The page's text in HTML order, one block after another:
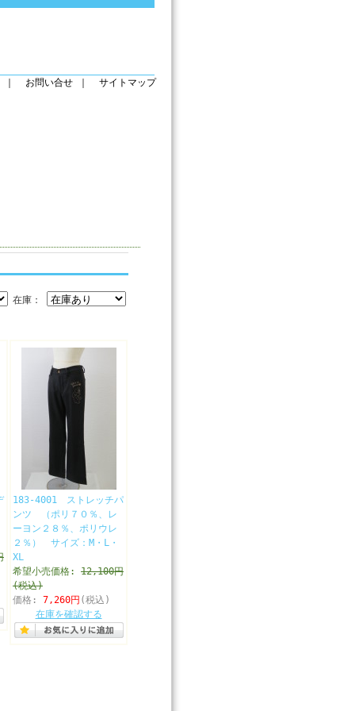
お問い合せ サイトマップ
在庫：
183-4001 ストレッチパ
ンツ （ポリ７０％、レ
ーヨン２８％、ポリウレ
２％） サイズ：M・L・
XL
希望小売価格: 12,100円
(税込)
価格: 7,260円 (税込)
在庫を確認する